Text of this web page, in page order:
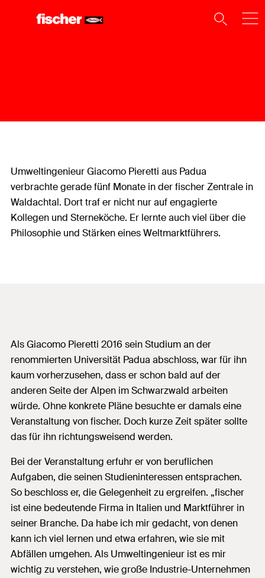
Umweltingenieur Giacomo Pieretti aus Padua
verbrachte gerade fünf Monate in der fischer Zentrale in
Waldachtal. Dort traf er nicht nur auf engagierte
Kollegen und Sterneköche. Er lernte auch viel über die
Philosophie und Stärken eines Weltmarktführers.
Als Giacomo Pieretti 2016 sein Studium an der
renommierten Universität Padua abschloss, war für ihn
kaum vorherzusehen, dass er schon bald auf der
anderen Seite der Alpen im Schwarzwald arbeiten
würde. Ohne konkrete Pläne besuchte er damals eine
Veranstaltung von fischer. Doch kurze Zeit später sollte
das für ihn richtungsweisend werden.
Bei der Veranstaltung erfuhr er von beruflichen
Aufgaben, die seinen Studieninteressen entsprachen.
So beschloss er, die Gelegenheit zu ergreifen. „fischer
ist eine bedeutende Firma in Italien und Marktführer in
seiner Branche. Da habe ich mir gedacht, von denen
kann ich viel lernen und etwa erfahren, wie sie mit
Abfällen umgehen. Als Umweltingenieur ist es mir
wichtig zu verstehen, wie große Industrie-Unternehmen